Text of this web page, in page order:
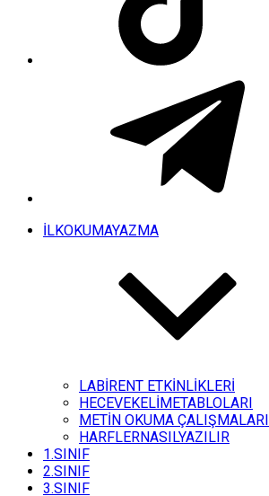
İLKOKUMAYAZMA
LABİRENT ETKİNLİKLERİ
HECEVEKELİMETABLOLARI
METİN OKUMA ÇALIŞMALARI
HARFLERNASILYAZILIR
1.SINIF
2.SINIF
3.SINIF